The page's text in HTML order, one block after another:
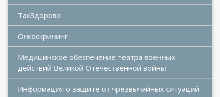
ТакЗдорово
Онкоскрининг
Медицинское обеспечение театра военных
действий Великой Отечественной войны
Информация о защите от чрезвычайных ситуаций